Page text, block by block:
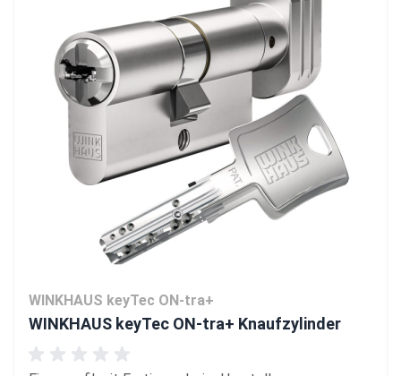
WINKHAUS keyTec ON-tra+
WINKHAUS keyTec ON-tra+ Knaufzylinder